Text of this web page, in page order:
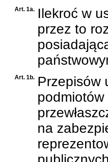
Art. 1a. Ilekroć w
przez to
Art. 1b. Przepisów
na